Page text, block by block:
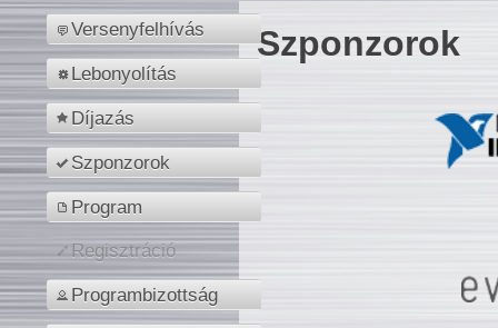
Versenyfelhívás
Lebonyolítás
Díjazás
Szponzorok
Program
Regisztráció
Programbizottság
Szponzorok